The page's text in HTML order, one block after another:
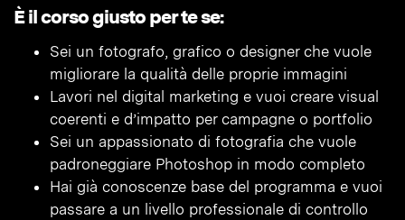
È il corso giusto per te se:
Sei un fotografo, grafico o designer che vuole
migliorare la qualità delle proprie immagini
Lavori nel digital marketing e vuoi creare visual
coerenti e d’impatto per campagne o portfolio
Sei un appassionato di fotografia che vuole
padroneggiare Photoshop in modo completo
Hai già conoscenze base del programma e vuoi
passare a un livello professionale di controllo